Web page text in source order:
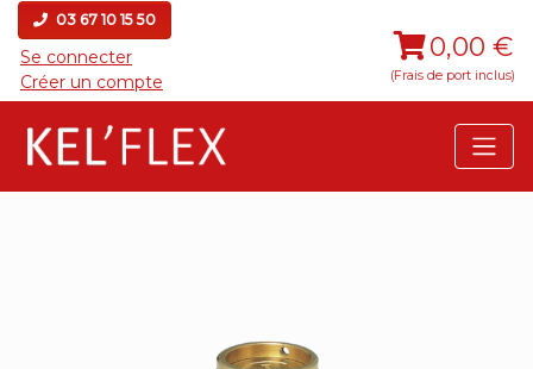
03 67 10 15 50
Se connecter
Créer un compte
0,00 €
(Frais de port inclus)